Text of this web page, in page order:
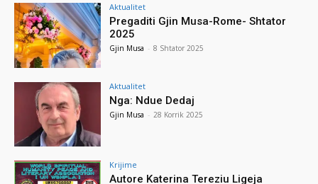
Aktualitet
Pregaditi Gjin Musa-Rome- Shtator
2025
Gjin Musa - 8 Shtator 2025
Aktualitet
Nga: Ndue Dedaj
Gjin Musa - 28 Korrik 2025
Krijime
Autore Katerina Tereziu Ligeja